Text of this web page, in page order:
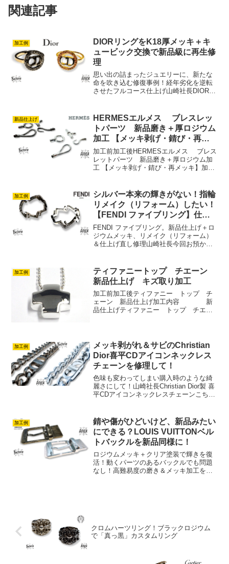
関連記事
加工例
DIORリングをK18厚メッキ＋キ
ュービック交換で新品級に再生修
理
思い出の詰まったジュエリーに、新たな
命を吹き込む修復事例！経年劣化を逆転
させたフルコース仕上げ山崎社長DIORリ
ならではのデザインと華やかさで、多く
の方に長年愛さ...
新品仕上げ
HERMESエルメス ブレスレッ
トパーツ 新品磨き＋厚ロジウム
加工 【メッキ剥げ・錆び・再メ
ッキ】
加工前加工後HERMESエルメス ブレス
レットパーツ 新品磨き＋厚ロジウム加
工 【メッキ剥げ・錆び・再メッキ】加工
ナ加工（ロジウムメッキ）を施しまし
た。ありがとうご...
加工例
シルバー本来の輝きがない！指輪
リメイク（リフォーム）したい！
【FENDI ファイブリング】仕上
げ直し修理
FENDI ファイブリング。新品仕上げ＋ロ
ジウムメッキ、リメイク（リフォーム）
＆仕上げ直し修理山崎社長今回お預かり
で立体的なフォルムが印象的なファイブ
リングです。...
加工例
ティファニートップ チエーン
新品仕上げ キズ取り加工
加工前加工後ティファニー トップ チ
ェーン 新品仕上げ加工内容 新
品仕上げティファニー トップ チエー
とで １９歳の時お父様か...
加工例
メッキ剥がれ＆サビのChristian
Dior喜平CDアイコンネックレス
チェーンを修理して！
色味も変わってしまい購入時のような綺
麗さにして！山崎社長Christian Dior製 喜
平CDアイコンネックレスチェーンこちら
やはり喜平のチェーンは...
加工例
錆や傷がひどいけど、新品みたい
にできる？LOUIS VUITTONベル
トバックルを新品同様に！
ロジウムメッキ＋クリア塗装で輝きを復
活！動くパーツのあるバックルでも問題
なし！高難易度の磨き＆メッキ加工を職
クロムハーツリング！ブラックロジウム
で「真っ黒」カスタムリング